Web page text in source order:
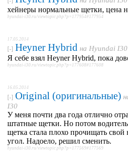
хейнеры нормальные щетки, цена
hyundai-i30.ru/viewtopic.php?p=177954#177954
17.05.2014
[-] Heyner Hybrid на Hyundai I30
Я себе взял Heyner Hybrid, пока
hyundai-i30.ru/viewtopic.php?p=177608#177608
16.05.2014
[-] Original (оригинальные)
I30
У меня почти два года отлично
штатные щетки. Но потом
щетка стала плохо прочищать
угол. Надоело, решил сменить.
hyundai-i30.ru/viewtopic.php?p=177569#177569